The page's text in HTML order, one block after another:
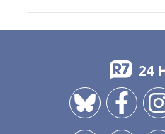
24